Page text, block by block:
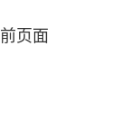
页面